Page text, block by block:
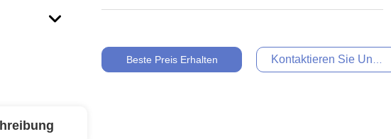
Beste Preis Erhalten Kontaktieren Sie Uns